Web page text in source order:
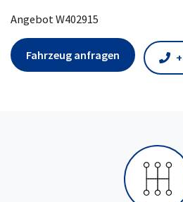
Angebot W402915
Fahrzeug anfragen